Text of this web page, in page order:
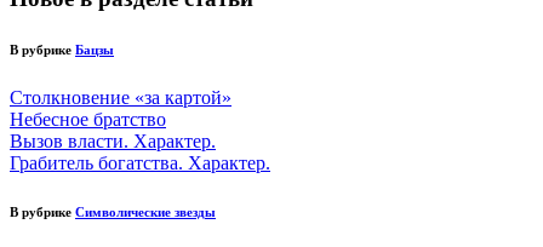
В рубрике Бацзы
Столкновение «за картой»
Небесное братство
Вызов власти. Характер.
Грабитель богатства. Характер.
В рубрике Символические звезды